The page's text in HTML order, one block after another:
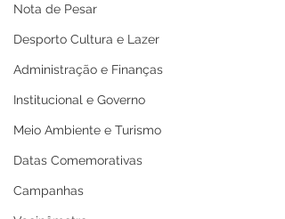
Nota de Pesar
Desporto Cultura e Lazer
Administração e Finanças
Institucional e Governo
Meio Ambiente e Turismo
Datas Comemorativas
Campanhas